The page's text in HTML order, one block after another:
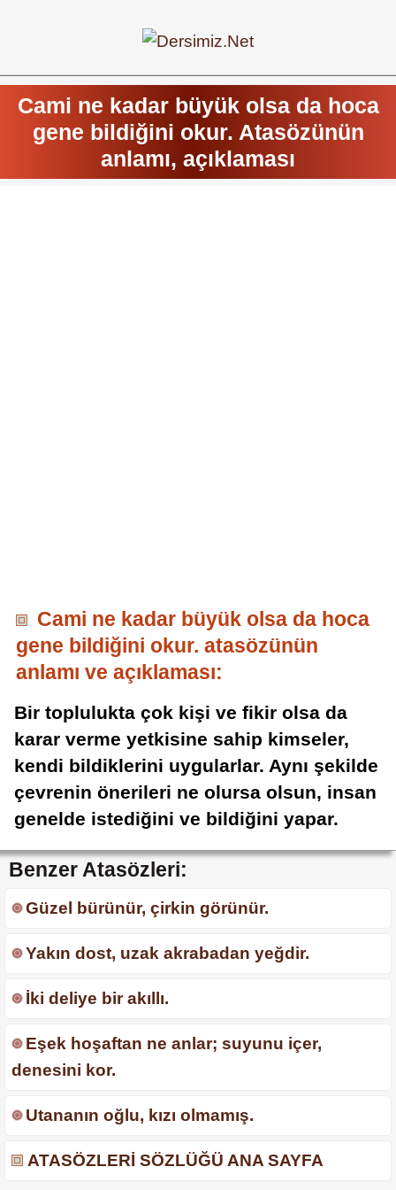
Cami ne kadar büyük olsa da hoca
gene bildiğini okur. Atasözünün
anlamı, açıklaması
Cami ne kadar büyük olsa da hoca
gene bildiğini okur. atasözünün
anlamı ve açıklaması:
Bir toplulukta çok kişi ve fikir olsa da
karar verme yetkisine sahip kimseler,
kendi bildiklerini uygularlar. Aynı şekilde
çevrenin önerileri ne olursa olsun, insan
genelde istediğini ve bildiğini yapar.
Benzer Atasözleri:
Güzel bürünür, çirkin görünür.
Yakın dost, uzak akrabadan yeğdir.
İki deliye bir akıllı.
Eşek hoşaftan ne anlar; suyunu içer,
denesini kor.
Utananın oğlu, kızı olmamış.
ATASÖZLERİ SÖZLÜĞÜ ANA SAYFA